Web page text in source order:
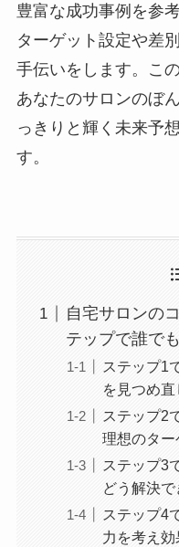
豊富な成功事例を参
ターゲット設定や差
手伝いをします。こ
あなたのサロンのぼ
っきりと輝く未来予
す。
自宅サロンの
テップで誰で
ステップ1
を見つめ
ステップ2
理想のター
ステップ3
どう解決
ステップ4
力を考え